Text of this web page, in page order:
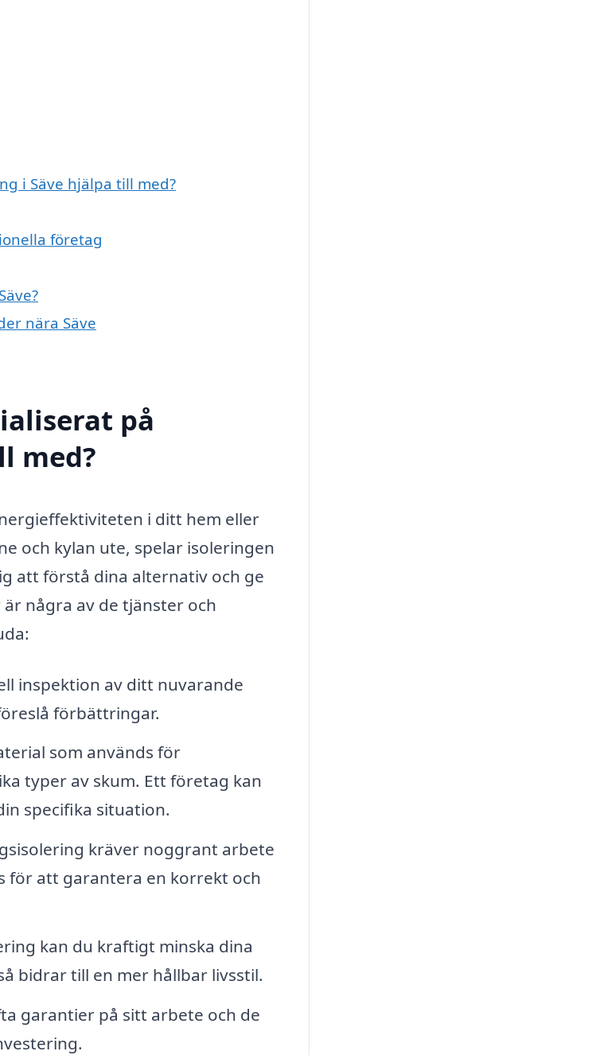
i Säve hjälpa till med?
företag
nära Säve
på
med?
i ditt hem eller
och kylan ute, spelar isoleringen
att förstå dina alternativ och ge
några av de tjänster och
inspektion av ditt nuvarande
förbättringar.
som används för
typer av skum. Ett företag kan
specifika situation.
kräver noggrant arbete
för att garantera en korrekt och
kan du kraftigt minska dina
bidrar till en mer hållbar livsstil.
garantier på sitt arbete och de